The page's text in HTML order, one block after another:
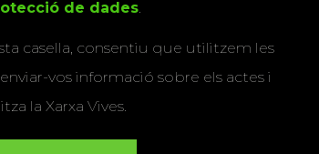
de dades.
casella, consentiu que utilitzem les
vos informació sobre els actes i
la Xarxa Vives.